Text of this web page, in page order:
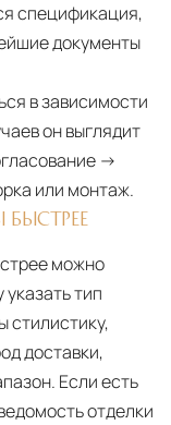
спецификация,
документы
в зависимости
он выглядит
→
или монтаж.
БЫСТРЕЕ
можно
тип
стилистику,
доставки,
Если есть
отделки